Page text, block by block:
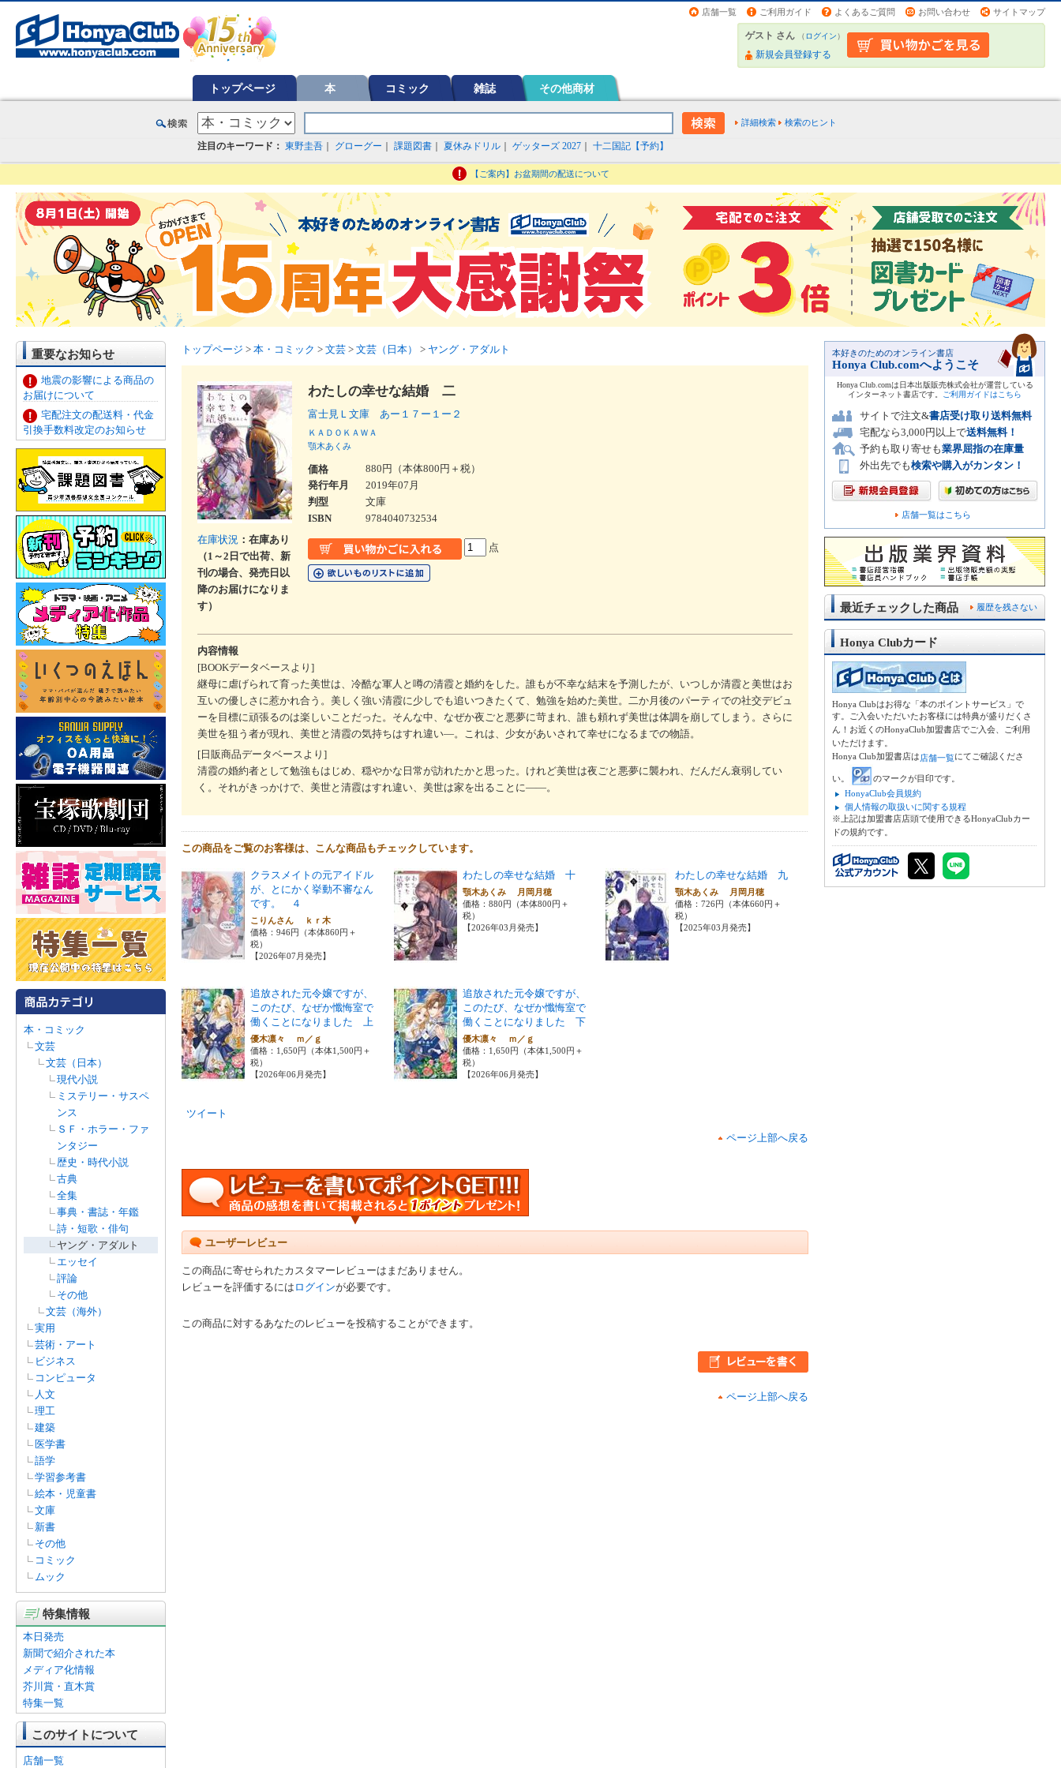
店舗一覧 ご利用ガイド よくあるご質問 お問い合わせ サイトマップ
ゲスト さん （ログイン）
新規会員登録する
トップページ 本 コミック 雑誌 その他商材
詳細検索 検索のヒント
注目のキーワード： 東野圭吾 グローグー 課題図書 夏休みドリル ゲッターズ 2027 十二国記【予約】
【ご案内】お盆期間の配送について
重要なお知らせ
地震の影響による商品の
お届けについて
宅配注文の配送料・代金
引換手数料改定のお知らせ
本・コミック
文芸
文芸（日本）
現代小説
ミステリー・サスペ
ンス
ＳＦ・ホラー・ファ
ンタジー
歴史・時代小説
古典
全集
事典・書誌・年鑑
詩・短歌・俳句
ヤング・アダルト
エッセイ
評論
その他
文芸（海外）
実用
芸術・アート
ビジネス
コンピュータ
人文
理工
建築
医学書
語学
学習参考書
絵本・児童書
文庫
新書
その他
コミック
ムック
特集情報
本日発売
新聞で紹介された本
メディア化情報
芥川賞・直木賞
特集一覧
このサイトについて
店舗一覧
トップページ > 本・コミック > 文芸 > 文芸（日本） > ヤング・アダルト
在庫状況 ：在庫あり
（1～2日で出荷、新
刊の場合、発売日以
降のお届けになりま
す）
わたしの幸せな結婚 二
富士見Ｌ文庫 あー１７ー１ー２
ＫＡＤＯＫＡＷＡ
顎木あくみ
価格
880円（本体800円＋税）
発行年月
2019年07月
判型
文庫
ISBN
9784040732534
点
内容情報
[BOOKデータベースより]
継母に虐げられて育った美世は、冷酷な軍人と噂の清霞と婚約をした。誰もが不幸な結末を予測したが、いつしか清霞と美世はお
互いの優しさに惹かれ合う。美しく強い清霞に少しでも追いつきたくて、勉強を始めた美世。二か月後のパーティでの社交デビュ
ーを目標に頑張るのは楽しいことだった。そんな中、なぜか夜ごと悪夢に苛まれ、誰も頼れず美世は体調を崩してしまう。さらに
美世を狙う者が現れ、美世と清霞の気持ちはすれ違い―。これは、少女があいされて幸せになるまでの物語。
[日販商品データベースより]
清霞の婚約者として勉強もはじめ、穏やかな日常が訪れたかと思った。けれど美世は夜ごと悪夢に襲われ、だんだん衰弱してい
く。それがきっかけで、美世と清霞はすれ違い、美世は家を出ることに――。
この商品をご覧のお客様は、こんな商品もチェックしています。
クラスメイトの元アイドル
が、とにかく挙動不審なん
です。 ４
こりんさん ｋｒ木
価格：946円（本体860円＋
税）
【2026年07月発売】
わたしの幸せな結婚 十
顎木あくみ 月岡月穂
価格：880円（本体800円＋
税）
【2026年03月発売】
わたしの幸せな結婚 九
顎木あくみ 月岡月穂
価格：726円（本体660円＋
税）
【2025年03月発売】
追放された元令嬢ですが、
このたび、なぜか懺悔室で
働くことになりました 上
優木凛々 ｍ／ｇ
価格：1,650円（本体1,500円＋
税）
【2026年06月発売】
追放された元令嬢ですが、
このたび、なぜか懺悔室で
働くことになりました 下
優木凛々 ｍ／ｇ
価格：1,650円（本体1,500円＋
税）
【2026年06月発売】
ツイート
ページ上部へ戻る
ユーザーレビュー
この商品に寄せられたカスタマーレビューはまだありません。
レビューを評価するには ログインが必要です。
この商品に対するあなたのレビューを投稿することができます。
ページ上部へ戻る
本好きのためのオンライン書店
Honya Club.comへようこそ
Honya Club.comは日本出版販売株式会社が運営している
インターネット書店です。
ご利用ガイドはこちら
サイトで注文&書店受け取り送料無料
宅配なら3,000円以上で送料無料！
予約も取り寄せも業界屈指の在庫量
外出先でも検索や購入がカンタン！
店舗一覧はこちら
履歴を残さない
最近チェックした商品
Honya Clubカード
Honya Clubはお得な「本のポイントサービス」で
す。ご入会いただいたお客様には特典が盛りだくさ
ん！お近くのHonyaClub加盟書店でご入会、ご利用
いただけます。
Honya Club加盟書店は店舗一覧にてご確認くださ
い。
のマークが目印です。
HonyaClub会員規約
個人情報の取扱いに関する規程
※上記は加盟書店店頭で使用できるHonyaClubカー
ドの規約です。